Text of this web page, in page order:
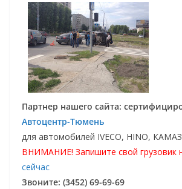
Партнер нашего сайта:
Автоцентр-Тюмень
для автомобилей IVECO, HINO,
ВНИМАНИЕ! Запишите свой грузовик
сейчас
Звоните: (3452) 69-69-69